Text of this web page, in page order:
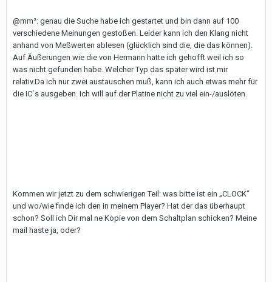
@mm²: genau die Suche habe ich gestartet und bin dann auf 100
verschiedene Meinungen gestoßen. Leider kann ich den Klang nicht
anhand von Meßwerten ablesen (glücklich sind die, die das können).
Auf Äußerungen wie die von Hermann hatte ich gehofft weil ich so
was nicht gefunden habe. Welcher Typ das später wird ist mir
relativ.Da ich nur zwei austauschen muß, kann ich auch etwas mehr für
die IC´s ausgeben. Ich will auf der Platine nicht zu viel ein-/auslöten.
Kommen wir jetzt zu dem schwierigen Teil: was bitte ist ein „CLOCK“
und wo/wie finde ich den in meinem Player? Hat der das überhaupt
schon? Soll ich Dir mal ne Kopie von dem Schaltplan schicken? Meine
mail haste ja, oder?